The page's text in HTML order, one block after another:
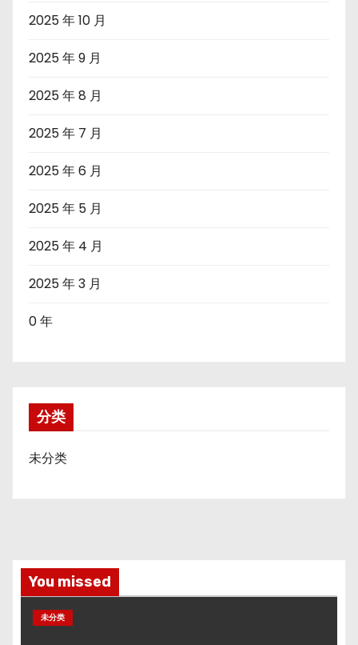
2025 年 10 月
2025 年 9 月
2025 年 8 月
2025 年 7 月
2025 年 6 月
2025 年 5 月
2025 年 4 月
2025 年 3 月
0 年
分类
未分类
You missed
未分类